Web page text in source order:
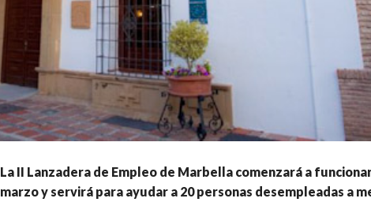
La II Lanzadera de Empleo de Marbella comenzará a
marzo y servirá para ayudar a 20 personas desempleadas a